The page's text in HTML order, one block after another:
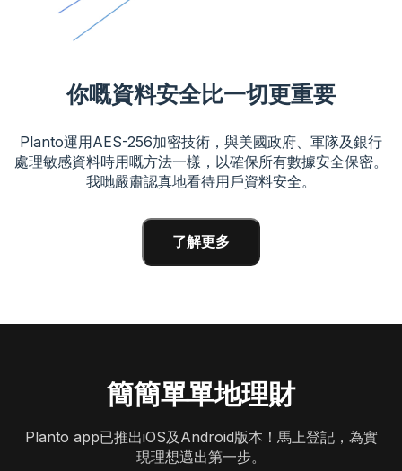
你嘅資料安全比一切更重要
Planto運用AES-256加密技術，與美國政府、軍隊及銀行
處理敏感資料時用嘅方法一樣，以確保所有數據安全保密。
我哋嚴肅認真地看待用戶資料安全。
了解更多
簡簡單單地理財
Planto app已推出iOS及Android版本！馬上登記，為實
現理想邁出第一步。